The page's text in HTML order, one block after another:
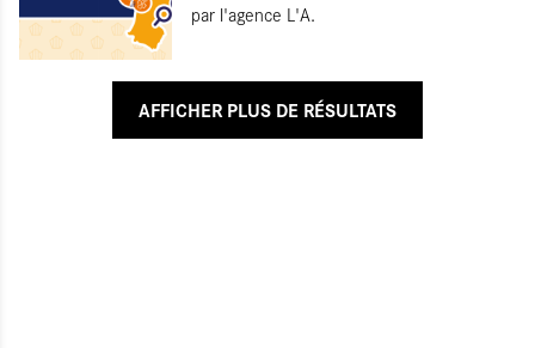
par l'agence L'A.
AFFICHER PLUS DE RÉSULTATS